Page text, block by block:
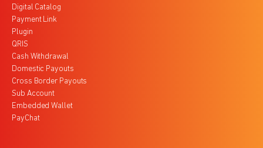
Digital Catalog
Payment Link
Plugin
QRIS
Cash Withdrawal
Domestic Payouts
Cross Border Payouts
Sub Account
Embedded Wallet
PayChat